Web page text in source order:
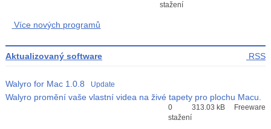
stažení
Více nových programů
Aktualizovaný software RSS
Walyro for Mac 1.0.8 Update
Walyro promění vaše vlastní videa na živé tapety pro plochu Macu.
Průměr hodnocení
0
stažení
313.03 kB Freeware